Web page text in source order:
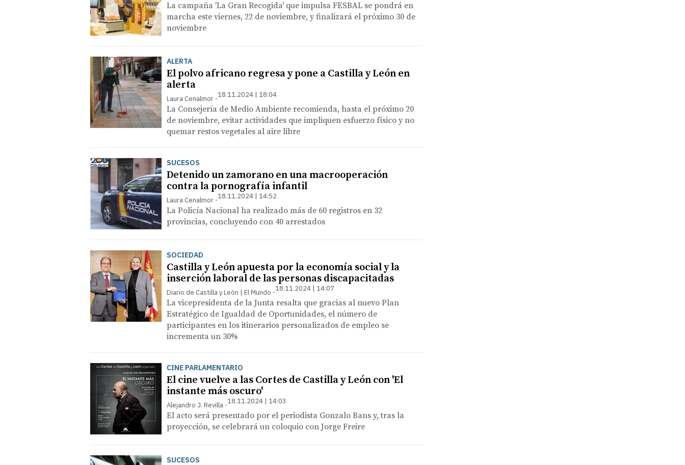
La campaña 'La Gran Recogida' que impulsa FESBAL se pondrá en
marcha este viernes, 22 de noviembre, y finalizará el próximo 30 de
noviembre
ALERTA
El polvo africano regresa y pone a Castilla y León en
alerta
Laura Cenalmor 18.11.2024 | 18:04
La Consejería de Medio Ambiente recomienda, hasta el próximo 20
de noviembre, evitar actividades que impliquen esfuerzo físico y no
quemar restos vegetales al aire libre
SUCESOS
Detenido un zamorano en una macrooperación
contra la pornografía infantil
Laura Cenalmor 18.11.2024 | 14:52
La Policía Nacional ha realizado más de 60 registros en 32
provincias, concluyendo con 40 arrestados
SOCIEDAD
Castilla y León apuesta por la economía social y la
inserción laboral de las personas discapacitadas
Diario de Castilla y León | El Mundo 18.11.2024 | 14:07
La vicepresidenta de la Junta resalta que gracias al nuevo Plan
Estratégico de Igualdad de Oportunidades, el número de
participantes en los itinerarios personalizados de empleo se
incrementa un 30%
CINE PARLAMENTARIO
El cine vuelve a las Cortes de Castilla y León con 'El
instante más oscuro'
Alejandro J. Revilla 18.11.2024 | 14:03
El acto será presentado por el periodista Gonzalo Bans y, tras la
proyección, se celebrará un coloquio con Jorge Freire
SUCESOS